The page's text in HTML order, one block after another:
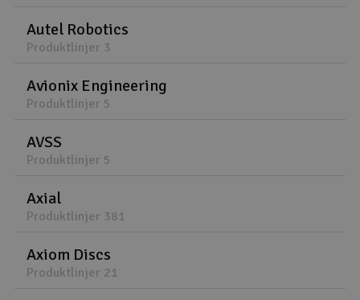
Autel Robotics
Produktlinjer 3
Avionix Engineering
Produktlinjer 5
AVSS
Produktlinjer 5
Axial
Produktlinjer 381
Axiom Discs
Produktlinjer 21